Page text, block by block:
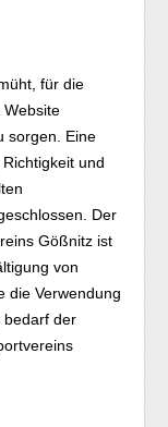
für die
Website
sorgen. Eine
und
Der
Gößnitz ist
von
die Verwendung
bedarf der